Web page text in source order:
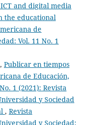
and digital media
the educational
de
Vol. 11 No. 1
Publicar en tiempos
de Educación,
1 (2021): Revista
y Sociedad
, Revista
y Sociedad: